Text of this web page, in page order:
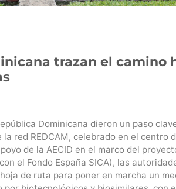
trazan el camino
Dominicana dieron un paso
red REDCAM, celebrado en el centro
de la AECID en el marco del
el Fondo España SICA), las
de ruta para poner en marcha un